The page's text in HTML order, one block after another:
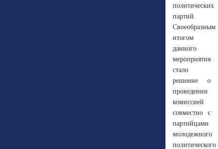
политических
партий.
Своеобразным
итогом
данного
мероприятия
стало
решение о
проведении
комиссией
совместно с
партийцами
молодежного
политического